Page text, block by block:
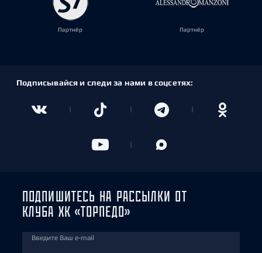
Партнёр Партнёр
Подписывайся и следи за нами в соцсетях:
ПОДПИШИТЕСЬ НА РАССЫЛКИ ОТ
КЛУБА ХК «ТОРПЕДО»
Введите Ваш e-mail